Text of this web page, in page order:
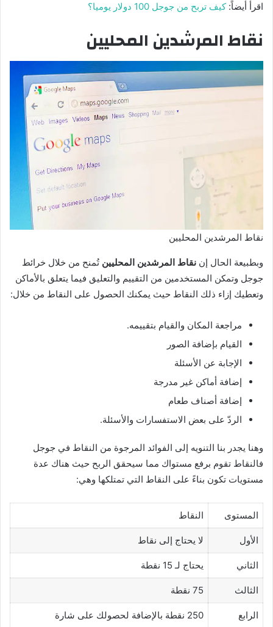
اقرأ أيضاً:كيف تربح من جوجل 100 دولار يوميا؟
نقاط المرشدين المحليين
نقاط المرشدين المحليين
وبطبيعة الحال إن نقاط المرشدين المحليين تُمنح من خلال خرائط
جوجل وتمكن المستخدمين من التقييم والتعليق فيما يتعلق بالأماكن
وتعطيك إزاء ذلك النقاط حيث يمكنك الحصول على النقاط من خلال:
مراجعة المكان والقيام بتقييمه.
القيام بإضافة الصور
الإجابة عن الأسئلة
إضافة أماكن غير مدرجة
إضافة أصناف طعام
الردّ على بعض الاستفسارات والأسئلة.
وهنا يجدر بنا التنويه إلى الفوائد المرجوة من النقاط في جوجل
فالنقاط تقوم برفع مستواك مما سيحقق الربح حيث هناك عدة
مستويات تكون بناءً على النقاط التي تمتلكها وهي:
المستوى النقاط
الأول لا يحتاج إلى نقاط
الثاني يحتاج لـ 15 نقطة
الثالث 75 نقطة
الرابع 250 نقطة بالإضافة لحصولك على شارة